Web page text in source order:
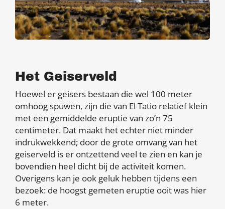
Het Geiserveld
Hoewel er geisers bestaan die wel 100 meter
omhoog spuwen, zijn die van El Tatio relatief klein
met een gemiddelde eruptie van zo’n 75
centimeter. Dat maakt het echter niet minder
indrukwekkend; door de grote omvang van het
geiserveld is er ontzettend veel te zien en kan je
bovendien heel dicht bij de activiteit komen.
Overigens kan je ook geluk hebben tijdens een
bezoek: de hoogst gemeten eruptie ooit was hier
6 meter.